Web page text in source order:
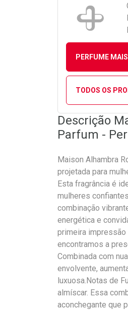
PERFUME
TODOS OS
Descrição
Parfum -
Maison Alhambra
projetada para
Esta fragrância é
mulheres
combinação
energética e
primeira impressão
encontramos a
Combinada com
envolvente,
luxuosa.Notas de
almíscar. Essa
aconchegante que